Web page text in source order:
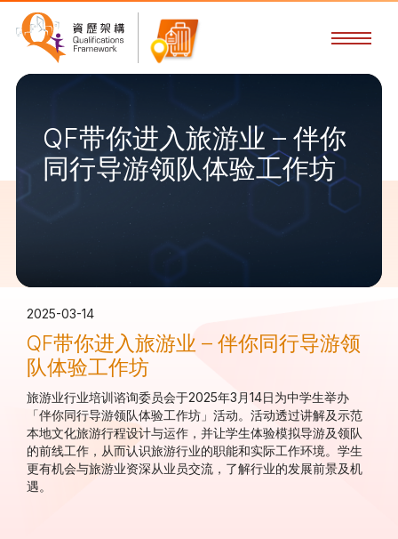
QF带你进入旅游业 – 伴你
同行导游领队体验工作坊
2025-03-14
QF带你进入旅游业 – 伴你同行导游领
队体验工作坊
旅游业行业培训谘询委员会于2025年3 月14日为中学生举办
「伴你同行导游领队体验工作坊」活动。活动透过讲解及示范
本地文化旅游行程设计与运作，并让学生体验模拟导游及领队
的前线工作，从而认识旅游行业的职能和实际工作环境。学生
更有机会与旅游业资深从业员交流，了解行业的发展前景及机
遇。